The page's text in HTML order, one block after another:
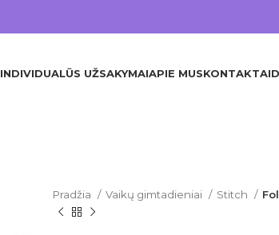
INDIVIDUALŪS UŽSAKYMAIAPIE MUSKONTAKTAI
Pradžia Vaikų gimtadieniai Stitch